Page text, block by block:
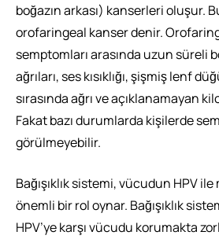
boğazın arkası) kanserleri oluşur.
orofaringeal kanser denir.
semptomları arasında uzun süreli
ağrıları, ses kısıklığı, şişmiş lenf
sırasında ağrı ve açıklanamayan
Fakat bazı durumlarda kişilerde
görülmeyebilir.
Bağışıklık sistemi, vücudun HPV
önemli bir rol oynar. Bağışıklık
HPV’ye karşı vücudu korumakta